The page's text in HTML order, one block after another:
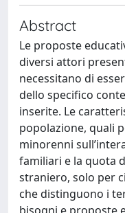
Abstract
Le proposte
diversi attori
necessitano di
dello specifico
inserite. Le
popolazione, quali
minorenni
familiari e la quota
straniero, solo per
che distinguono i